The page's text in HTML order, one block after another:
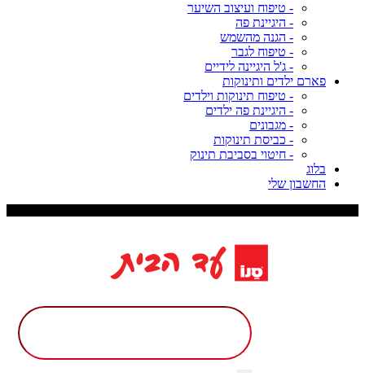
- טיפוח ועיצוב השיער
- היגיינת פה
- הגנה מהשמש
- טיפוח לגבר
- ג'ל היגיינה לידיים
פארם ילדים ותינוקות
- טיפוח תינוקות וילדים
- היגיינת פה ילדים
- מגבונים
- כביסת תינוקות
- חיטוי בסביבת תינוק
בלוג
החשבון שלי